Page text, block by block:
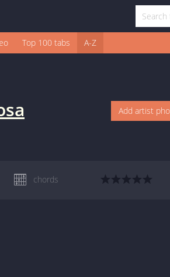
Top 100 tabs A-Z
Add artist
chords